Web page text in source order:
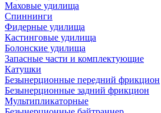
Маховые удилища
Спиннинги
Фидерные удилища
Кастинговые удилища
Болонские удилища
Запасные части и комплектующие
Катушки
Безынерционные передний фрикцион
Безынерционные задний фрикцион
Мультипликаторные